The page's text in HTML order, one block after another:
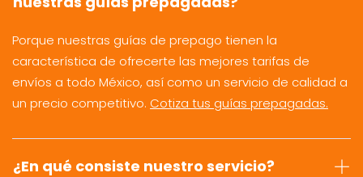
Porque nuestras guías de prepago tienen la
característica de ofrecerte las mejores tarifas de
envíos a todo México, así como un servicio de calidad a
un precio competitivo. Cotiza tus guías prepagadas.
¿En qué consiste nuestro servicio?